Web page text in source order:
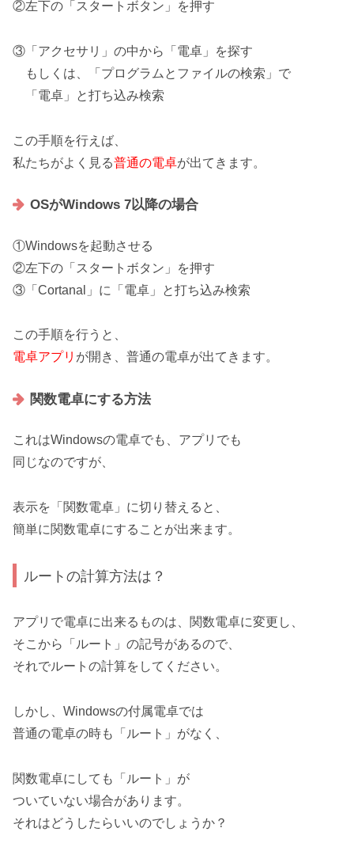
②左下の 「スタートボタン」 を押す
③ 「アクセサリ」の中から「電卓」を探す
もしくは、「プログラムとファイルの検索」で
「電卓」と打ち込み検索
この手順を行えば、
私たちがよく見る普通の電卓が出てきます。
OSがWindows 7以降の場合
①Windowsを起動させる
②左下の「スタートボタン」を押す
③ 「Cortanal」に「電卓」と打ち込み検索
この手順を行うと、
電卓アプリ が開き、普通の電卓が出てきます。
関数電卓にする方法
これはWindowsの電卓でも、アプリでも
同じなのですが、
表示を「関数電卓」に切り替える と、
簡単に関数電卓にすることが出来ます。
ルートの計算方法は？
アプリで電卓に出来るものは、関数電卓に変更 し、
そこから「ルート」の記号があるので、
それでルートの計算をしてください。
しかし、 Windowsの付属電卓では
普通の電卓の時も「ルート」がなく、
関数電卓にしても
「ルート」が
ついていない場合があります。
それはどうしたらいいのでしょうか？